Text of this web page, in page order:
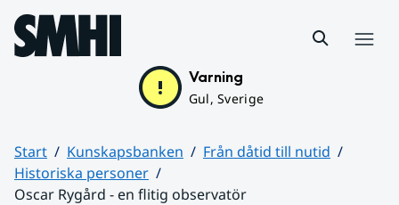
Hoppa till sidans innehåll
Varning
Gul, Sverige
Start Kunskapsbanken
Från dåtid till nutid
Historiska personer
Oscar Rygård - en flitig observatör